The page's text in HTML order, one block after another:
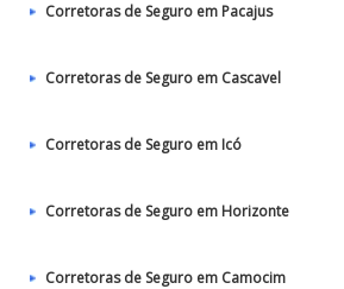
Corretoras de Seguro em Pacajus
Corretoras de Seguro em Cascavel
Corretoras de Seguro em Icó
Corretoras de Seguro em Horizonte
Corretoras de Seguro em Camocim